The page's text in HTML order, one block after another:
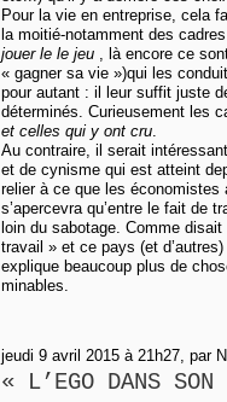
Pour la vie en entreprise, cela
la moitié-notamment des
jouer le le jeu
, là encore ce
« gagner sa vie »)qui les
pour autant : il leur suffit juste
déterminés. Curieusement les
et celles qui y ont cru
Au contraire, il serait
et de cynisme qui est atteint
relier à ce que les économistes
s’apercevra qu’entre le fait de
loin du sabotage. Comme
travail » et ce pays (et
explique beaucoup plus de
minables.
jeudi 9 avril 2015 à 21h27, par
« L’EGO DANS SON